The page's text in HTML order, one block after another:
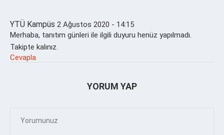
YTÜ Kampüs 2 Ağustos 2020 - 14:15
Merhaba, tanıtım günleri ile ilgili duyuru henüz yapılmadı.
Takipte kalınız.
Cevapla
YORUM YAP